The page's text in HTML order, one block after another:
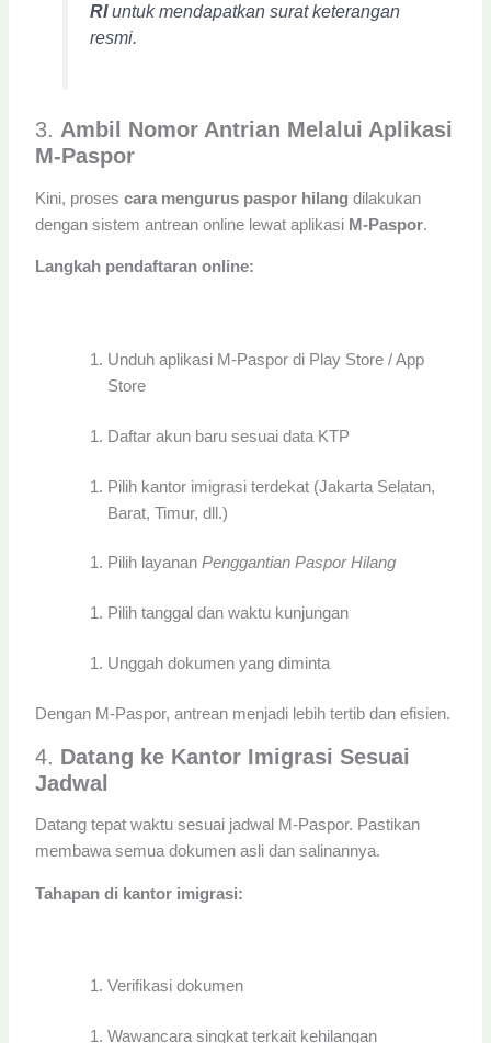
RIuntuk mendapatkan surat keterangan
resmi.
3. Ambil Nomor Antrian Melalui Aplikasi
M-Paspor
Kini, prosescara mengurus paspor hilang dilakukan
dengan sistem antrean online lewat aplikasi M-Paspor.
Langkah pendaftaran online:
Unduh aplikasi M-Paspor di Play Store / App
Store
Daftar akun baru sesuai data KTP
Pilih kantor imigrasi terdekat (Jakarta Selatan,
Barat, Timur, dll.)
Pilih layananPenggantian Paspor Hilang
Pilih tanggal dan waktu kunjungan
Unggah dokumen yang diminta
Dengan M-Paspor, antrean menjadi lebih tertib dan efisien.
4. Datang ke Kantor Imigrasi Sesuai
Jadwal
Datang tepat waktu sesuai jadwal M-Paspor. Pastikan
membawa semua dokumen asli dan salinannya.
Tahapan di kantor imigrasi:
Verifikasi dokumen
Wawancara singkat terkait kehilangan